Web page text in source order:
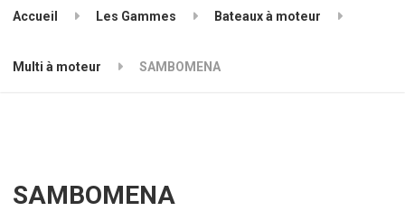
Accueil Les Gammes Bateaux à moteur
Multi à moteur SAMBOMENA
SAMBOMENA